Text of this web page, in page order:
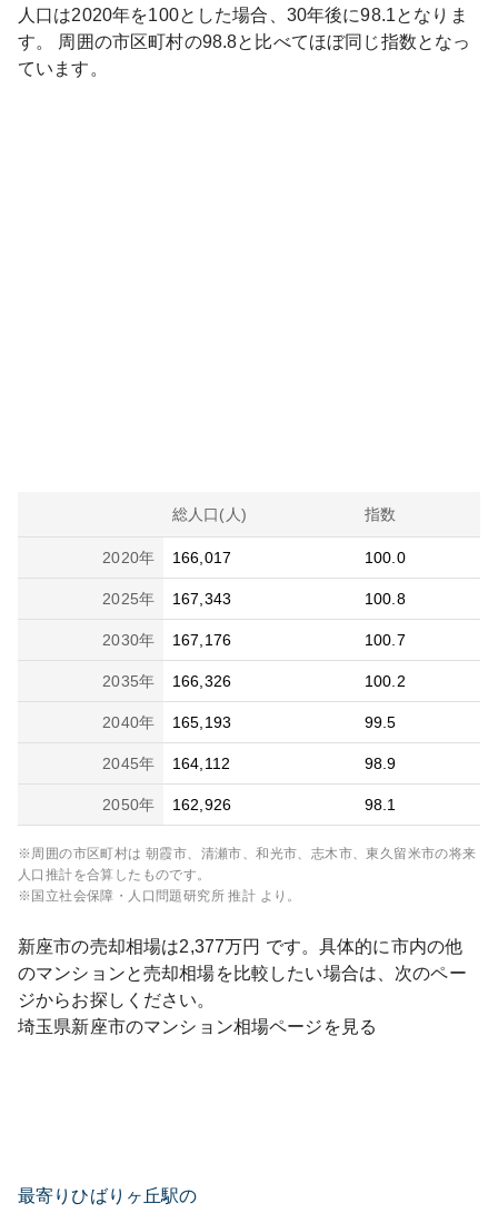
人口は2020年を100とした場合、30年後に98.1となりま
す。
周囲の市区町村の98.8と比べてほぼ同じ指数となっ
ています。
総人口(人) 指数
2020年 166,017 100.0
2025年 167,343 100.8
2030年 167,176 100.7
2035年 166,326 100.2
2040年 165,193 99.5
2045年 164,112 98.9
2050年 162,926 98.1
※周囲の市区町村は 朝霞市、清瀬市、和光市、志木市、東久留米市の将来
人口推計を合算したものです。
※国立社会保障・人口問題研究所 推計 より。
新座市の売却相場は2,377万円 です。具体的に市内の他
のマンションと売却相場を比較したい場合は、次のペー
ジからお探しください。
埼玉県新座市のマンション相場ページを見る
最寄りひばりヶ丘駅の